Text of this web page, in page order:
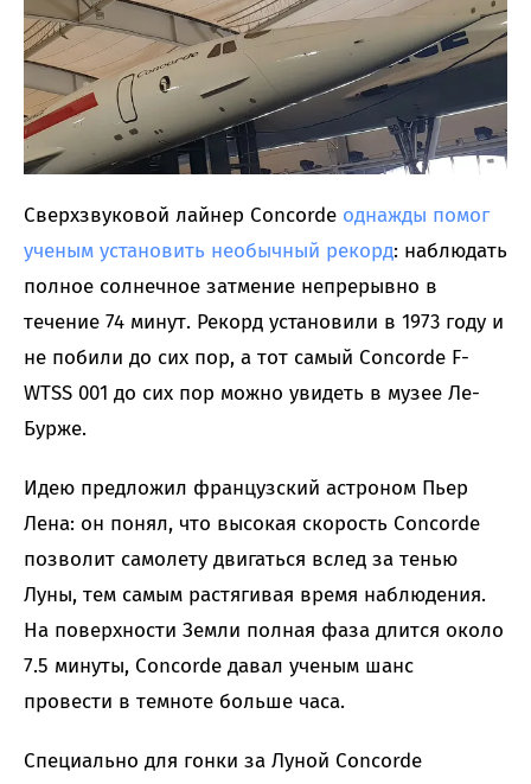
Сверхзвуковой лайнер Concorde однажды помог
ученым установить необычный рекорд: наблюдать
полное солнечное затмение непрерывно в
течение 74 минут. Рекорд установили в 1973 году и
не побили до сих пор, а тот самый Concorde F-
WTSS 001 до сих пор можно увидеть в музее Ле-
Бурже.
Идею предложил французский астроном Пьер
Лена: он понял, что высокая скорость Concorde
позволит самолету двигаться вслед за тенью
Луны, тем самым растягивая время наблюдения.
На поверхности Земли полная фаза длится около
7.5 минуты, Concorde давал ученым шанс
провести в темноте больше часа.
Специально для гонки за Луной Concorde